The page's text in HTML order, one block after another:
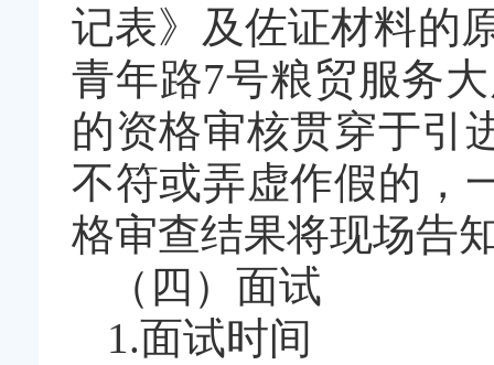
记表》及佐证材料的
青年路7号粮贸服务
的资格审核贯穿于引
不符或弄虚作假的，
格审查结果将现场告
（四）面试
1.面试时间